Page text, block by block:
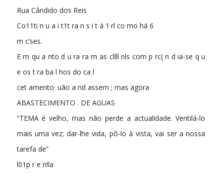
Rua Cândido dos Reis
Co11ti n u a i t1t ra n s i t á 1·rl co mo há 6
m c’ses.
E m qu a nto d u ra ra m as cllll nls com­ p rc( n d ia-se q u
e os t ra ba l hos do ca l­
cet amento· uão a nd assem ; mas agora
ABASTECIMENTO . DE AGUAS
“TEMA é velho, mas não perde a actualidade. Ventilá-lo
mais uma vez; dar-lhe vida, pô-lo à vista, vai ser a nossa
tarefa de”
l01p r e n!la